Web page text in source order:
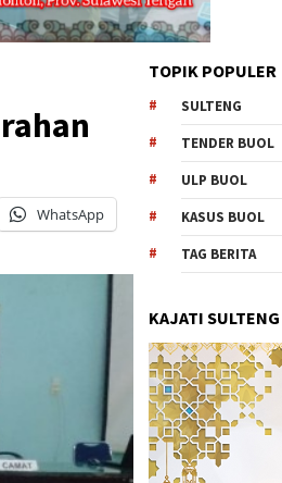
WhatsApp
TOPIK POPULER
SULTENG
TENDER BUOL
ULP BUOL
KASUS BUOL
TAG BERITA
KAJATI SULTENG